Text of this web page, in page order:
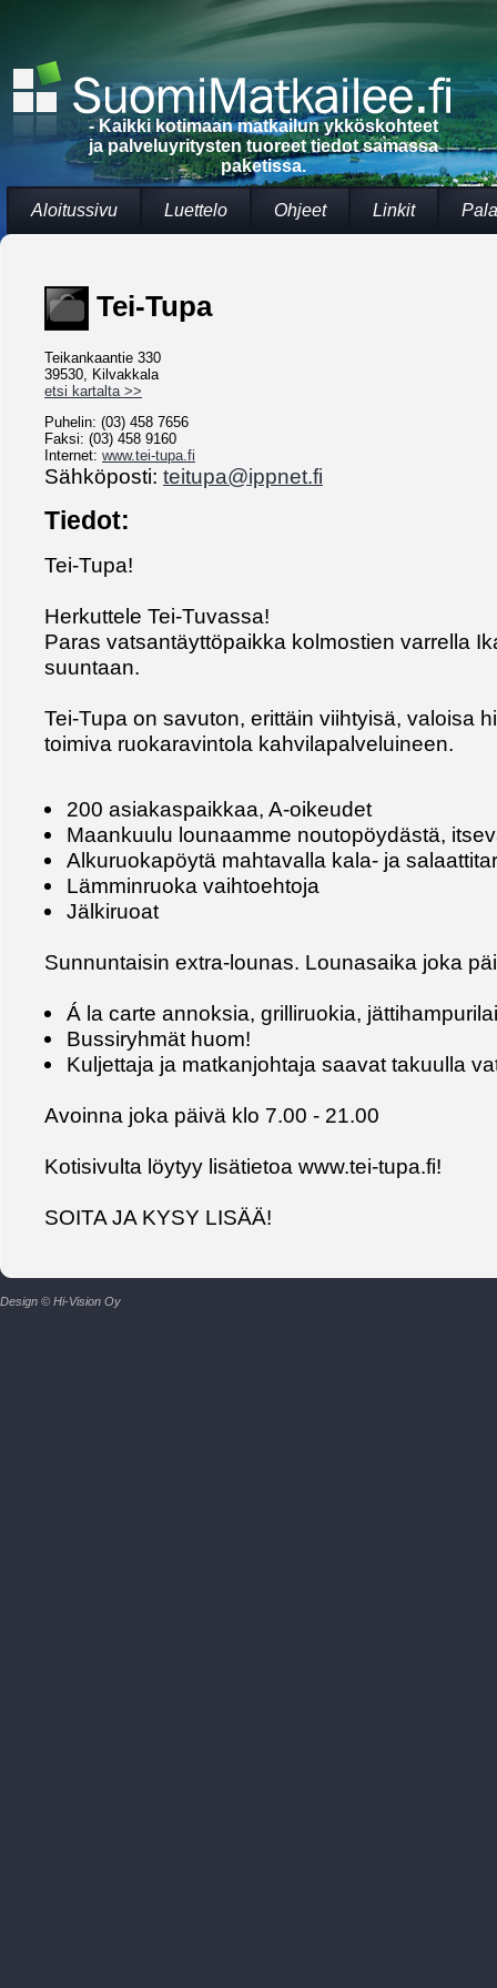
- Kaikki kotimaan matkailun ykköskohteet
ja palveluyritysten tuoreet tiedot samassa
paketissa.
Aloitussivu Luettelo Ohjeet Linkit
Tei-Tupa
Teikankaantie 330
39530, Kilvakkala
etsi kartalta >>
Puhelin: (03) 458 7656
Faksi: (03) 458 9160
Internet: www.tei-tupa.fi
Sähköposti: teitupa@ippnet.fi
Tiedot:
Tei-Tupa!
Herkuttele Tei-Tuvassa!
Paras vatsantäyttöpaikka kolmostien varrella
suuntaan.
Tei-Tupa on savuton, erittäin viihtyisä, valoisa
toimiva ruokaravintola kahvilapalveluineen.
200 asiakaspaikkaa, A-oikeudet
Maankuulu lounaamme noutopöydästä,
Alkuruokapöytä mahtavalla kala- ja
Lämminruoka vaihtoehtoja
Jälkiruoat
Sunnuntaisin extra-lounas. Lounasaika joka
Á la carte annoksia, grilliruokia,
Bussiryhmät huom!
Kuljettaja ja matkanjohtaja saavat takuulla
Avoinna joka päivä klo 7.00 - 21.00
Kotisivulta löytyy lisätietoa www.tei-tupa.fi!
SOITA JA KYSY LISÄÄ!
Design © Hi-Vision Oy